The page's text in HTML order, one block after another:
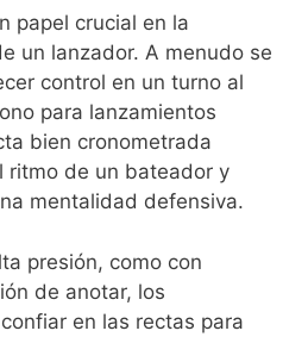
papel crucial en la
un lanzador. A menudo se
control en un turno al
para lanzamientos
bien cronometrada
ritmo de un bateador y
mentalidad defensiva.
presión, como con
de anotar, los
en las rectas para